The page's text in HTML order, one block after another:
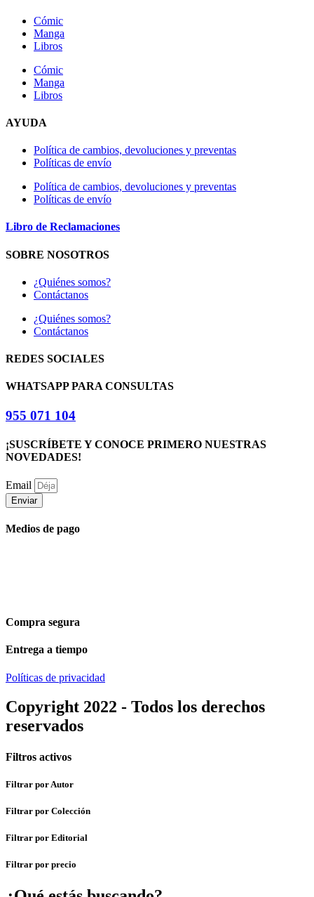
Cómic
Manga
Libros
Cómic
Manga
Libros
AYUDA
Política de cambios, devoluciones y preventas
Políticas de envío
Política de cambios, devoluciones y preventas
Políticas de envío
Libro de Reclamaciones
SOBRE NOSOTROS
¿Quiénes somos?
Contáctanos
¿Quiénes somos?
Contáctanos
REDES SOCIALES
WHATSAPP PARA CONSULTAS
955 071 104
¡SUSCRÍBETE Y CONOCE PRIMERO NUESTRAS
NOVEDADES!
Email
Enviar
Medios de pago
Compra segura
Entrega a tiempo
Políticas de privacidad
Copyright 2022 - Todos los derechos
reservados
Filtros activos
Filtrar por Autor
Filtrar por Colección
Filtrar por Editorial
Filtrar por precio